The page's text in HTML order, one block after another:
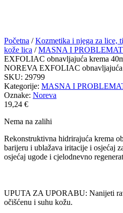
Početna /Kozmetika i njega za lice,
kože lica /MASNA I
EXFOLIAC obnavljajuća krema
NOREVA EXFOLIAC obnavljajuća
SKU: 29799
Kategorije: MASNA I
Oznake: Noreva
19,24 €
Nema na zalihi
Rekonstruktivna hidrirajuća krema
barijeru i ublažava iritacije i osjećaj
osjećaj ugode i cjelodnevno
UPUTA ZA UPORABU: Nanijeti
očišćenu i suhu kožu.